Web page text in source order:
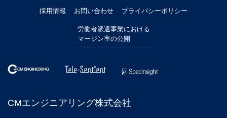
採用情報 お問い合わせ プライバシーポリシー
労働者派遣事業における
マージン率の公開
CMエンジニアリング株式会社